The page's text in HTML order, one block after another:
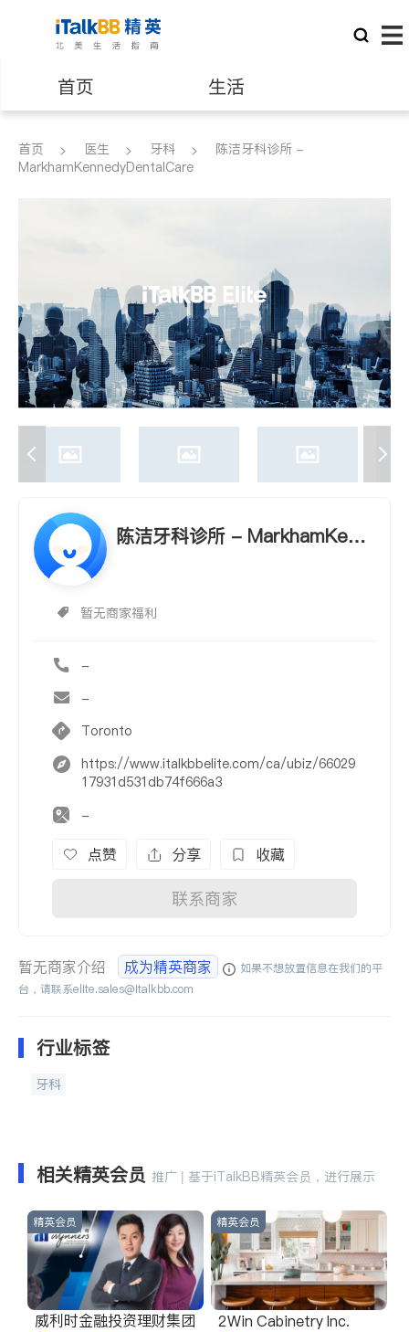
首页 生活
医生 律师
建筑装修
首页 医生 牙科
陈洁牙科诊所 -
MarkhamKennedyDentalCare
陈洁牙科诊所 - MarkhamKenn
暂无商家福利
-
-
Toronto
https://www.italkbbelite.com/ca/ubiz/66029
17931d531db74f666a3
-
点赞 分享 收藏
联系商家
暂无商家介绍 成为精英商家
如果不想放置信息在我们的平
台，请联系elite.sales@italkbb.com
行业标签
牙科
相关精英会员 推广 | 基于iTalkBB精英会员，进行展示
精英会员
威利时金融投资理财集团
精英会员
2Win Cabinetry Inc.